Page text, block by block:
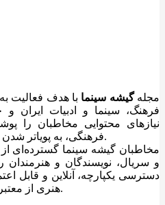
مجلهگیشه سینما با هدف فعالیت
فرهنگ، سینما و ادبیات ایران
نیازهای محتوایی مخاطبان را
فرهنگی، به پویاتر شدن فضای فرهنگی کشور کمک کند.
مخاطبان گیشه سینما گسترده‌ای از
و سریال، نویسندگان و
دسترسی یکپارچه، آنلاین و قابل
هنری از معتبرترین منابع ایران و جهان هستند.